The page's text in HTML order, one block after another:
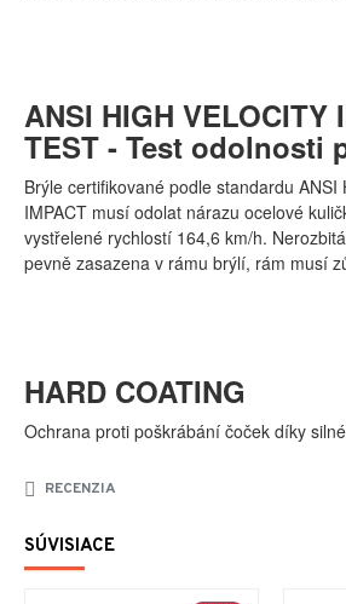
ANSI HIGH VELOCITY
TEST - Test odolnosti
Brýle certifikované podle standardu ANSI
IMPACT musí odolat nárazu ocelové
vystřelené rychlostí 164,6 km/h.
pevně zasazena v rámu brýlí, rám musí
HARD COATING
Ochrana proti poškrábání čoček díky
RECENZIA
SÚVISIACE